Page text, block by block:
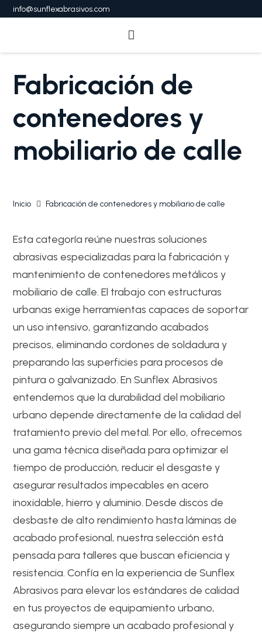
info@sunflexabrasivos.com
Fabricación de
contenedores y
mobiliario de calle
Inicio Fabricación de contenedores y mobiliario de calle
Esta categoría reúne nuestras soluciones
abrasivas especializadas para la fabricación y
mantenimiento de contenedores metálicos y
mobiliario de calle. El trabajo con estructuras
urbanas exige herramientas capaces de soportar
un uso intensivo, garantizando acabados
precisos, eliminando cordones de soldadura y
preparando las superficies para procesos de
pintura o galvanizado. En Sunflex Abrasivos
entendemos que la durabilidad del mobiliario
urbano depende directamente de la calidad del
tratamiento previo del metal. Por ello, ofrecemos
una gama técnica diseñada para optimizar el
tiempo de producción, reducir el desgaste y
asegurar resultados impecables en acero
inoxidable, hierro y aluminio. Desde discos de
desbaste de alto rendimiento hasta láminas de
acabado profesional, nuestra selección está
pensada para talleres que buscan eficiencia y
resistencia. Confía en la experiencia de Sunflex
Abrasivos para elevar los estándares de calidad
en tus proyectos de equipamiento urbano,
asegurando siempre un acabado profesional y